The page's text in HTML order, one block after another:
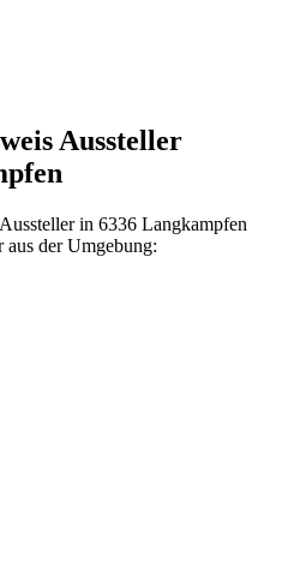
Aussteller
in 6336 Langkampfen
aus der Umgebung: